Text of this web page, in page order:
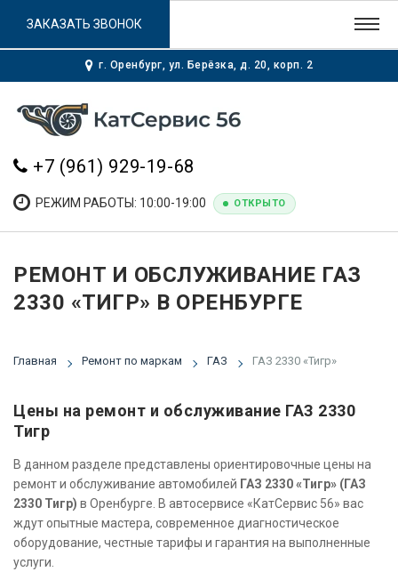
г. Оренбург, ул. Берёзка, д. 20, корп. 2
+7 (961) 929-19-68
РЕЖИМ РАБОТЫ: 10:00-19:00 ОТКРЫТО
ЗАКАЗАТЬ ЗВОНОК
РЕМОНТ И ОБСЛУЖИВАНИЕ ГАЗ
2330 «ТИГР» В ОРЕНБУРГЕ
Главная Ремонт по маркам ГАЗ ГАЗ 2330 «Тигр»
Цены на ремонт и обслуживание ГАЗ 2330
Тигр
В данном разделе представлены ориентировочные цены на
ремонт и обслуживание автомобилей ГАЗ 2330 «Тигр» (ГАЗ
2330 Тигр) в Оренбурге. В автосервисе «КатСервис 56» вас
ждут опытные мастера, современное диагностическое
оборудование, честные тарифы и гарантия на выполненные
услуги.